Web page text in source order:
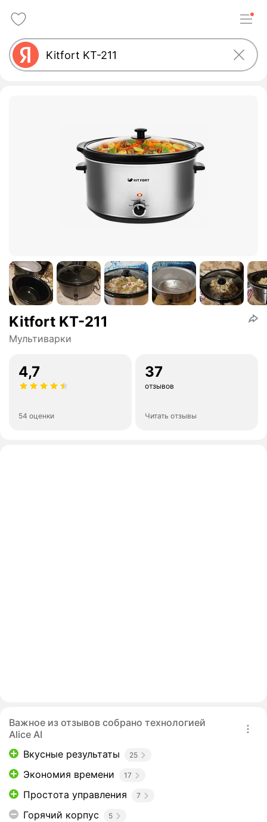
Kitfort KT-211
Мультиварки
4,7
54 оценки
37
отзывов
Читать отзывы
Важное из отзывов собрано технологией
Alice AI
Вкусные результаты
25
Экономия времени 17
Простота управления 7
Горячий корпус 5